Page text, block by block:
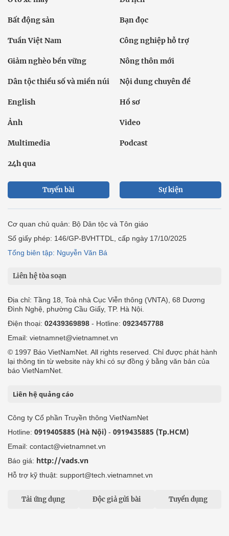
Bất động sản Bạn đọc
Tuần Việt Nam Công nghiệp hỗ trợ
Giảm nghèo bền vững Nông thôn mới
Dân tộc thiểu số và miền núi Nội dung chuyên đề
English Hồ sơ
Ảnh Video
Multimedia Podcast
24h qua
Tuyến bài Sự kiện
Cơ quan chủ quản: Bộ Dân tộc và Tôn giáo
Số giấy phép: 146/GP-BVHTTDL, cấp ngày 17/10/2025
Tổng biên tập: Nguyễn Văn Bá
Liên hệ tòa soạn
Địa chỉ: Tầng 18, Toà nhà Cục Viễn thông (VNTA), 68 Dương
Đình Nghệ, phường Cầu Giấy, TP. Hà Nội.
Điện thoại: 02439369898 - Hotline: 0923457788
Email: vietnamnet@vietnamnet.vn
© 1997 Báo VietNamNet. All rights reserved. Chỉ được phát hành
lại thông tin từ website này khi có sự đồng ý bằng văn bản của
báo VietNamNet.
Liên hệ quảng cáo
Công ty Cổ phần Truyền thông VietNamNet
Hotline: 0919405885 (Hà Nội) - 0919435885 (Tp.HCM)
Email: contact@vietnamnet.vn
Báo giá: http://vads.vn
Hỗ trợ kỹ thuật: support@tech.vietnamnet.vn
Tải ứng dụng Độc giả gửi bài Tuyển dụng